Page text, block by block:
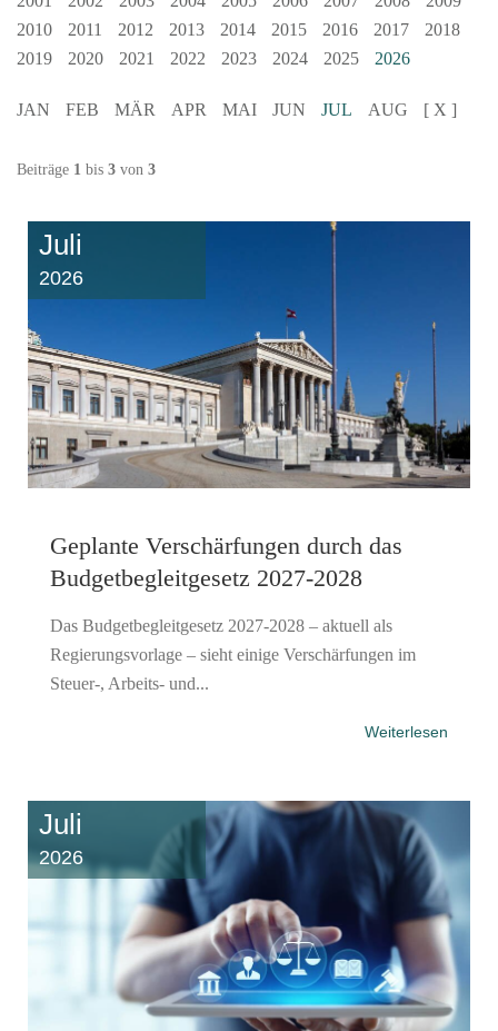
2010
2011 2012 2013 2014 2015 2016 2017
2018
2019
2020 2021 2022 2023 2024 2025 2026
JAN FEB MÄR APR MAI JUN JUL AUG [ X ]
Beiträge 1 bis 3 von 3
Juli
2026
Geplante Verschärfungen durch das
Budgetbegleitgesetz 2027-2028
Das Budgetbegleitgesetz 2027-2028 – aktuell als
Regierungsvorlage – sieht einige Verschärfungen im
Steuer-, Arbeits- und...
Weiterlesen
Juli
2026